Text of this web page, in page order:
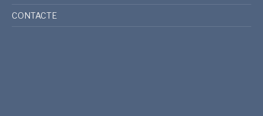
CONTACTE